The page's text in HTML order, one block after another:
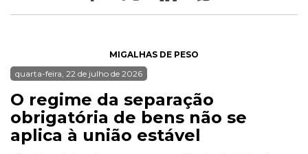
MIGALHAS DE PESO
quarta-feira, 22 de julho de 2026
O regime da separação
obrigatória de bens não se
aplica à união estável